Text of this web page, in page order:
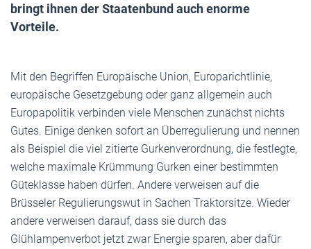
bringt ihnen der Staatenbund auch enorme
Vorteile.
Mit den Begriffen Europäische Union, Europarichtlinie,
europäische Gesetzgebung oder ganz allgemein auch
Europapolitik verbinden viele Menschen zunächst nichts
Gutes. Einige denken sofort an Überregulierung und nennen
als Beispiel die viel zitierte Gurkenverordnung, die festlegte,
welche maximale Krümmung Gurken einer bestimmten
Güteklasse haben dürfen. Andere verweisen auf die
Brüsseler Regulierungswut in Sachen Traktorsitze. Wieder
andere verweisen darauf, dass sie durch das
Glühlampenverbot jetzt zwar Energie sparen, aber dafür